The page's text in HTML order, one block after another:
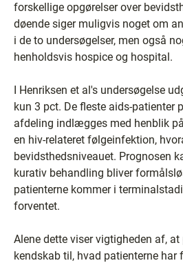
forskellige opgørelser over
døende siger muligvis noget om
i de to undersøgelser, men også
henholdsvis hospice og hospital.
I Henriksen et al's undersøgelse
kun 3 pct. De fleste aids-patienter
afdeling indlægges med henblik
en hiv-relateret følgeinfektion,
bevidsthedsniveauet. Prognosen
kurativ behandling bliver
patienterne kommer i
forventet.
Alene dette viser vigtigheden af,
kendskab til, hvad patienterne har